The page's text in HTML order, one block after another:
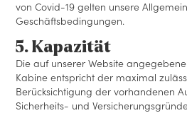
von Covid-19 gelten unsere
Geschäftsbedingungen.
5. Kapazität
Die auf unserer Website
Kabine entspricht der maximal
Berücksichtigung der vorhandenen
Sicherheits- und